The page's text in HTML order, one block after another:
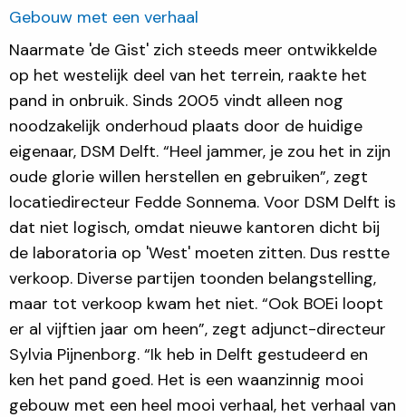
Gebouw met een verhaal
Naarmate 'de Gist' zich steeds meer ontwikkelde
op het westelijk deel van het terrein, raakte het
pand in onbruik. Sinds 2005 vindt alleen nog
noodzakelijk onderhoud plaats door de huidige
eigenaar, DSM Delft. “Heel jammer, je zou het in zijn
oude glorie willen herstellen en gebruiken”, zegt
locatiedirecteur Fedde Sonnema. Voor DSM Delft is
dat niet logisch, omdat nieuwe kantoren dicht bij
de laboratoria op 'West' moeten zitten. Dus restte
verkoop. Diverse partijen toonden belangstelling,
maar tot verkoop kwam het niet. “Ook BOEi loopt
er al vijftien jaar om heen”, zegt adjunct-directeur
Sylvia Pijnenborg. “Ik heb in Delft gestudeerd en
ken het pand goed. Het is een waanzinnig mooi
gebouw met een heel mooi verhaal, het verhaal van